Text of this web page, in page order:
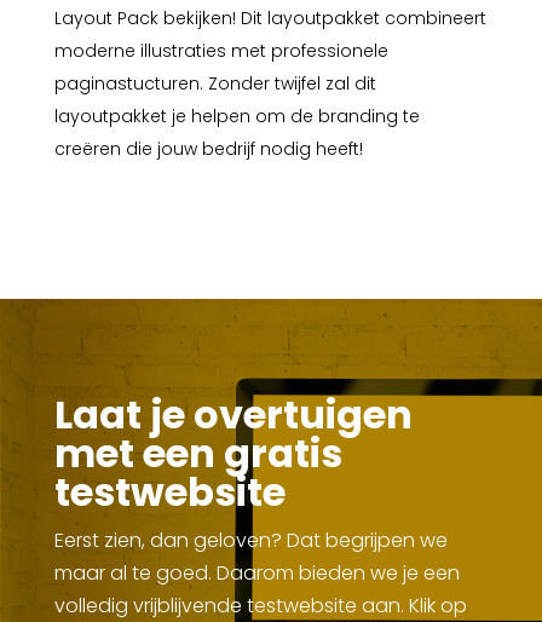
Layout Pack bekijken! Dit layoutpakket combineert
moderne illustraties met professionele
paginastucturen. Zonder twijfel zal dit
layoutpakket je helpen om de branding te
creëren die jouw bedrijf nodig heeft!
Laat je overtuigen
met een gratis
testwebsite
Eerst zien, dan geloven? Dat begrijpen we
maar al te goed. Daarom bieden we je een
volledig vrijblijvende testwebsite aan. Klik op